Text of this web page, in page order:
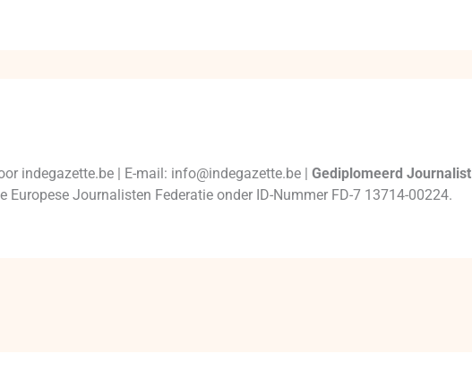
indegazette.be | E-mail: info@indegazette.be |Gediplomeerd Journalist
Journalisten Federatie onder ID-Nummer FD-7 13714-00224.